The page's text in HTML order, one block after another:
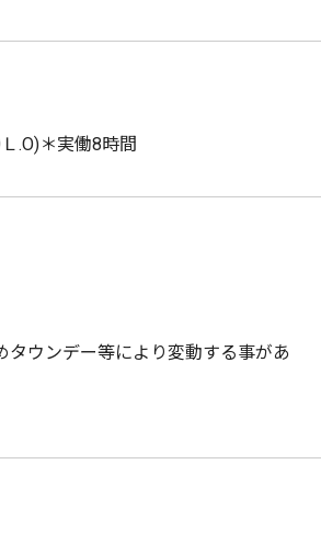
.O)＊実働8時間
タウンデー等により変動する事があ